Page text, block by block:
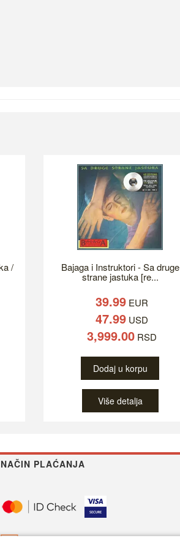
/ Bajaga i Instruktori - Sa druge
strane jastuka [re...
39.99EUR
47.99USD
3,999.00RSD
Dodaj u korpu
Više detalja
NAČIN PLAĆANJA